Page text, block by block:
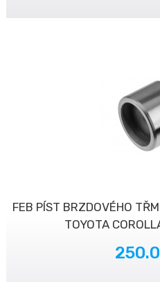
FEB PÍST BRZDOVÉHO
TOYOTA